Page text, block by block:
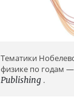
Тематики
физике по годам —
Publishing .